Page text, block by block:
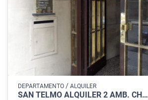
DEPARTAMENTO / ALQUILER
SAN TELMO ALQUILER 2 AMB. CH…